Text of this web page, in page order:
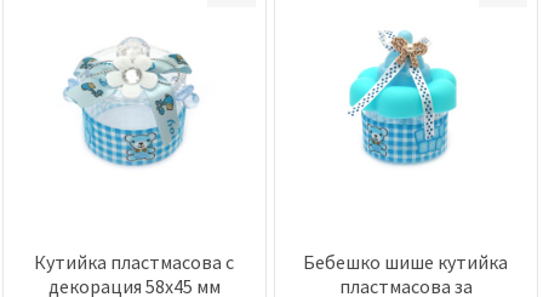
Кутийка пластмасова с
декорация 58x45 мм
Бебешко шише кутийка
пластмасова за